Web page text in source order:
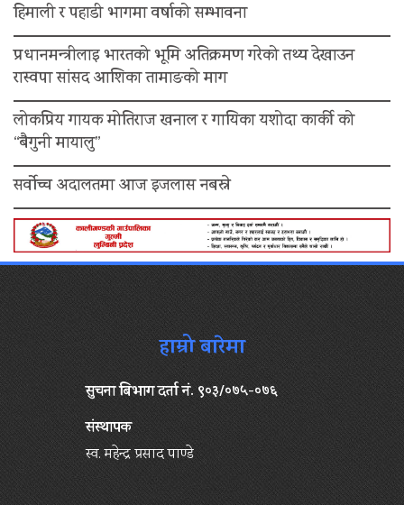
हिमाली र पहाडी भागमा वर्षाको सम्भावना
प्रधानमन्त्रीलाइ भारतको भूमि अतिक्रमण गरेको तथ्य देखाउन
रास्वपा सांसद आशिका तामाङको माग
लोकप्रिय गायक मोतिराज खनाल र गायिका यशोदा कार्की को
“बैगुनी मायालु”
सर्वोच्च अदालतमा आज इजलास नबस्ने
हाम्रो बारेमा
सुचना बिभाग दर्ता नं. ९०३/०७५-०७६
संस्थापक
स्व. महेन्द्र प्रसाद पाण्डे